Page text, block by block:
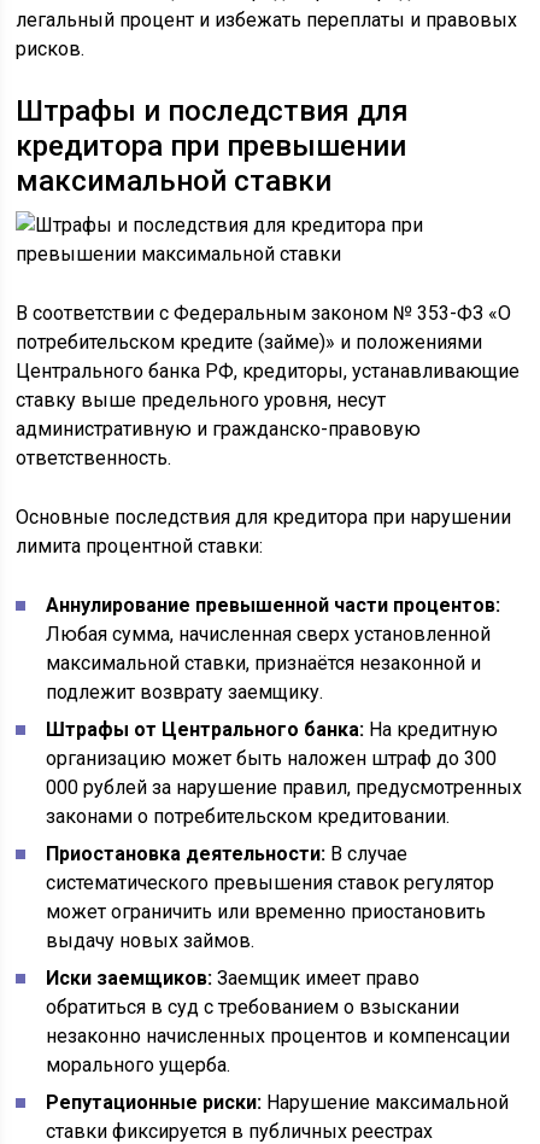
легальный процент и избежать переплаты и правовых
рисков.
Штрафы и последствия для
кредитора при превышении
максимальной ставки
В соответствии с Федеральным законом № 353-ФЗ «О
потребительском кредите (займе)» и положениями
Центрального банка РФ, кредиторы, устанавливающие
ставку выше предельного уровня, несут
административную и гражданско-правовую
ответственность.
Основные последствия для кредитора при нарушении
лимита процентной ставки:
Аннулирование превышенной части процентов:
Любая сумма, начисленная сверх установленной
максимальной ставки, признаётся незаконной и
подлежит возврату заемщику.
Штрафы от Центрального банка: На кредитную
организацию может быть наложен штраф до 300
000 рублей за нарушение правил, предусмотренных
законами о потребительском кредитовании.
Приостановка деятельности: В случае
систематического превышения ставок регулятор
может ограничить или временно приостановить
выдачу новых займов.
Иски заемщиков: Заемщик имеет право
обратиться в суд с требованием о взыскании
незаконно начисленных процентов и компенсации
морального ущерба.
Репутационные риски: Нарушение максимальной
ставки фиксируется в публичных реестрах